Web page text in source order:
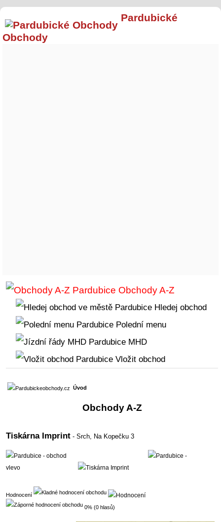
Pardubické
Obchody
Obchody A-Z
Hledej obchod
Polední menu
MHD
Vložit obchod
Úvod
Obchody A-Z
Tiskárna Imprint - Srch, Na Kopečku 3
Hodnocení
0% (0 hlasů)